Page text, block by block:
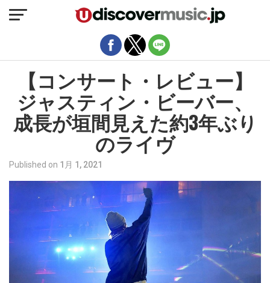
【コンサート・レビュー】
ジャスティン・ビーバー、
成長が垣間見えた約3年ぶり
のライヴ
Published on 1月 1, 2021
モバイルバージョンを終了